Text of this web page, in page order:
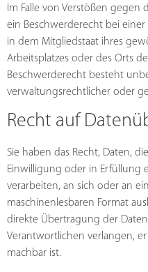
Im Falle von Verstößen gegen
ein Beschwerderecht bei
in dem Mitgliedstaat ihres
Arbeitsplatzes oder des Orts
Beschwerderecht besteht
verwaltungsrechtlicher oder
Recht auf
Sie haben das Recht, Daten,
Einwilligung oder in Erfüllung
verarbeiten, an sich oder an
maschinenlesbaren Format
direkte Übertragung der
Verantwortlichen verlangen,
machbar ist.